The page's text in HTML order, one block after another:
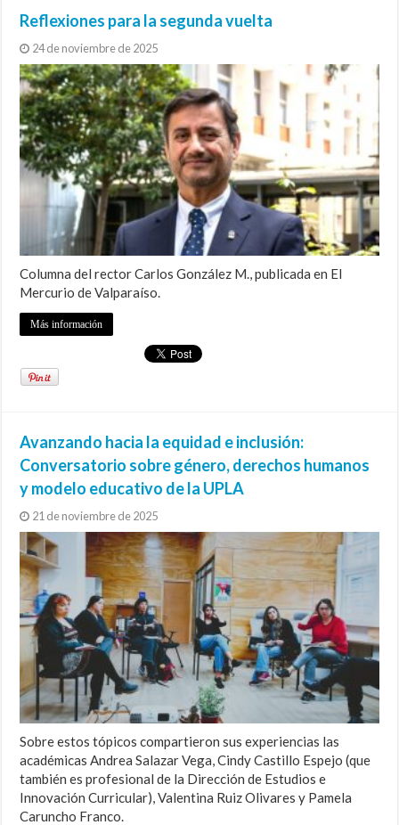
Reflexiones para la segunda vuelta
24 de noviembre de 2025
Columna del rector Carlos González M., publicada en El
Mercurio de Valparaíso.
Más información
Avanzando hacia la equidad e inclusión:
Conversatorio sobre género, derechos humanos
y modelo educativo de la UPLA
21 de noviembre de 2025
Sobre estos tópicos compartieron sus experiencias las
académicas Andrea Salazar Vega, Cindy Castillo Espejo (que
también es profesional de la Dirección de Estudios e
Innovación Curricular), Valentina Ruiz Olivares y Pamela
Caruncho Franco.